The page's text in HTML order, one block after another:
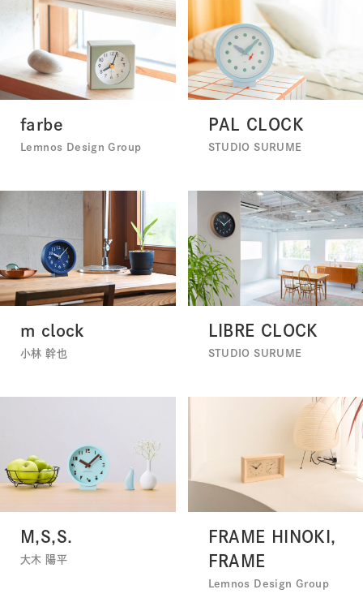
farbe
Lemnos Design Group
PAL CLOCK
STUDIO SURUME
m clock
小林 幹也
LIBRE CLOCK
STUDIO SURUME
M,S,S.
大木 陽平
FRAME HINOKI,
FRAME
Lemnos Design Group